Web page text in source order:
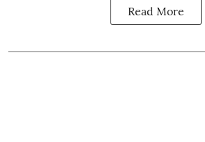
Read More